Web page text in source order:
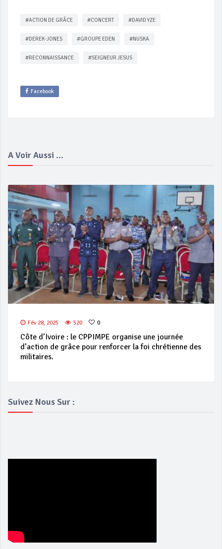
#ACTION DE GRÂCE #CONCERT #DAVID YZE
#DEREK-JONES #GROUPE EDEN #NUSKA
#RECONNAISSANCE #SEIGNEUR JESUS
Facebook
A Voir Aussi ...
Fév 28, 2025 520 0
Côte d’Ivoire : le CPPIMPE organise une journée
d’action de grâce pour renforcer la foi chrétienne des
militaires.
Suivez Nous Sur :